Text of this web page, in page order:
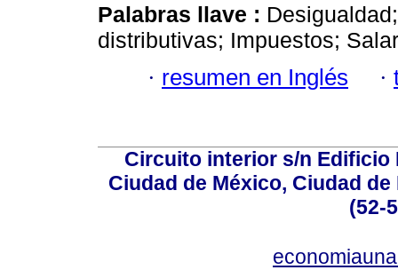
Palabras llave :
distributivas; Impuestos;
· resumen en Inglés ·
Circuito interior s/n Edificio
Ciudad de México, Ciudad de
(52-